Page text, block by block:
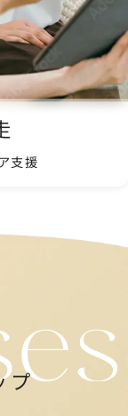
支援
プ